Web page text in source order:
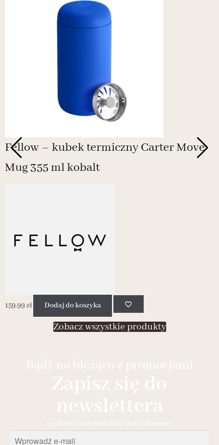
Fellow – kubek termiczny Carter Move
Mug 355 ml kobalt
159.99zł Dodaj do koszyka
Zobacz wszystkie produkty
Bądź na bieżąco z promocjami
Zapisz się do
newslettera
i odbierz indywidualny kod rabatowy